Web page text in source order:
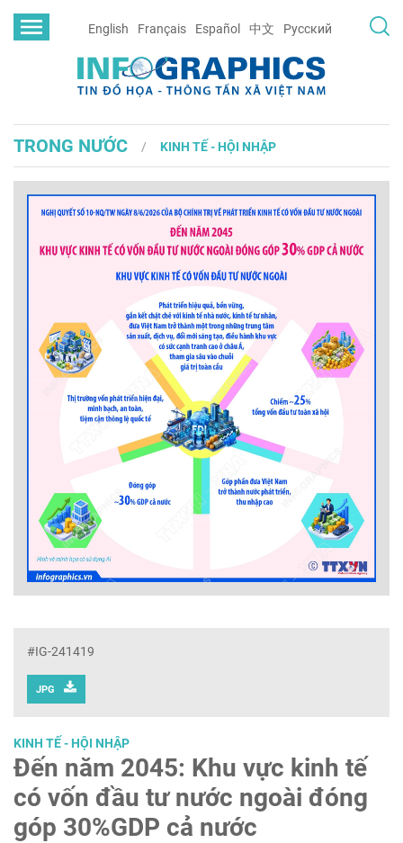
English Français Español 中文 Русский
TRONG NƯỚC KINH TẾ - HỘI NHẬP
#IG-241419
JPG
KINH TẾ - HỘI NHẬP
Đến năm 2045: Khu vực kinh tế
có vốn đầu tư nước ngoài đóng
góp 30%GDP cả nước